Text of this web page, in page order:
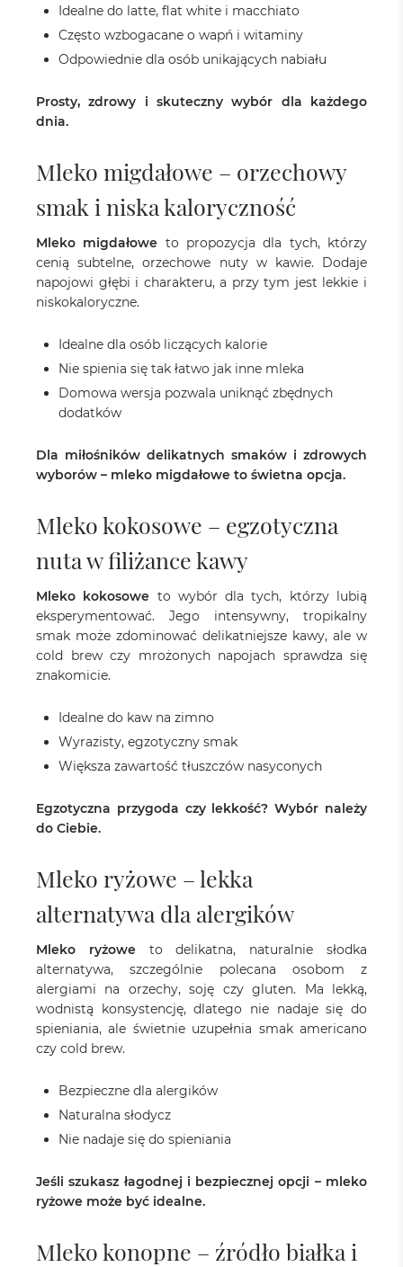
Idealne do latte, flat white i macchiato
Często wzbogacane o wapń i witaminy
Odpowiednie dla osób unikających nabiału
Prosty, zdrowy i skuteczny wybór dla każdego
dnia.
Mleko migdałowe – orzechowy
smak i niska kaloryczność
Mleko migdałowe to propozycja dla tych, którzy
cenią subtelne, orzechowe nuty w kawie. Dodaje
napojowi głębi i charakteru, a przy tym jest lekkie i
niskokaloryczne.
Idealne dla osób liczących kalorie
Nie spienia się tak łatwo jak inne mleka
Domowa wersja pozwala uniknąć zbędnych
dodatków
Dla miłośników delikatnych smaków i zdrowych
wyborów – mleko migdałowe to świetna opcja.
Mleko kokosowe – egzotyczna
nuta w filiżance kawy
Mleko kokosowe to wybór dla tych, którzy lubią
eksperymentować. Jego intensywny, tropikalny
smak może zdominować delikatniejsze kawy, ale w
cold brew czy mrożonych napojach sprawdza się
znakomicie.
Idealne do kaw na zimno
Wyrazisty, egzotyczny smak
Większa zawartość tłuszczów nasyconych
Egzotyczna przygoda czy lekkość? Wybór należy
do Ciebie.
Mleko ryżowe – lekka
alternatywa dla alergików
Mleko ryżoweto delikatna, naturalnie słodka
alternatywa, szczególnie polecana osobom z
alergiami na orzechy, soję czy gluten. Ma lekką,
wodnistą konsystencję, dlatego nie nadaje się do
spieniania, ale świetnie uzupełnia smak americano
czy cold brew.
Bezpieczne dla alergików
Naturalna słodycz
Nie nadaje się do spieniania
Jeśli szukasz łagodnej i bezpiecznej opcji – mleko
ryżowe może być idealne.
Mleko konopne – źródło białka i